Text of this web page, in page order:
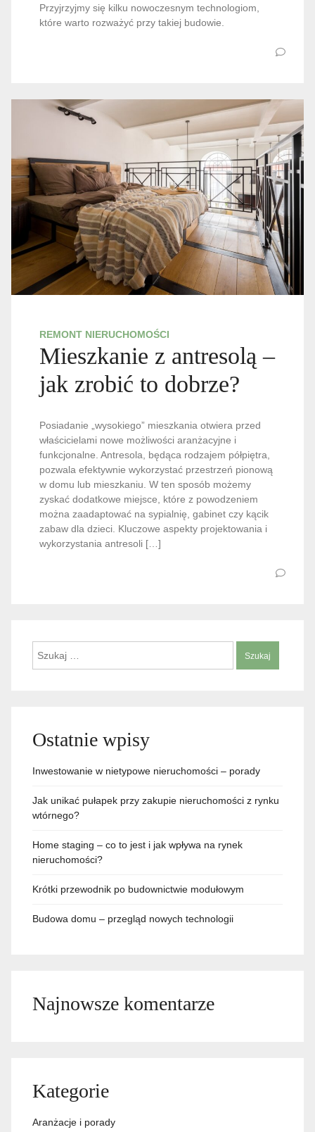
Przyjrzyjmy się kilku nowoczesnym technologiom,
które warto rozważyć przy takiej budowie.
REMONT NIERUCHOMOŚCI
Mieszkanie z antresolą –
jak zrobić to dobrze?
Posiadanie „wysokiego” mieszkania otwiera przed
właścicielami nowe możliwości aranżacyjne i
funkcjonalne. Antresola, będąca rodzajem półpiętra,
pozwala efektywnie wykorzystać przestrzeń pionową
w domu lub mieszkaniu. W ten sposób możemy
zyskać dodatkowe miejsce, które z powodzeniem
można zaadaptować na sypialnię, gabinet czy kącik
zabaw dla dzieci. Kluczowe aspekty projektowania i
wykorzystania antresoli […]
Ostatnie wpisy
Inwestowanie w nietypowe nieruchomości – porady
Jak unikać pułapek przy zakupie nieruchomości z rynku
wtórnego?
Home staging – co to jest i jak wpływa na rynek
nieruchomości?
Krótki przewodnik po budownictwie modułowym
Budowa domu – przegląd nowych technologii
Najnowsze komentarze
Kategorie
Aranżacje i porady